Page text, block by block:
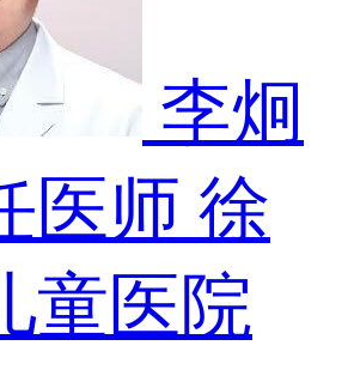
李炯
医师 徐
童医院